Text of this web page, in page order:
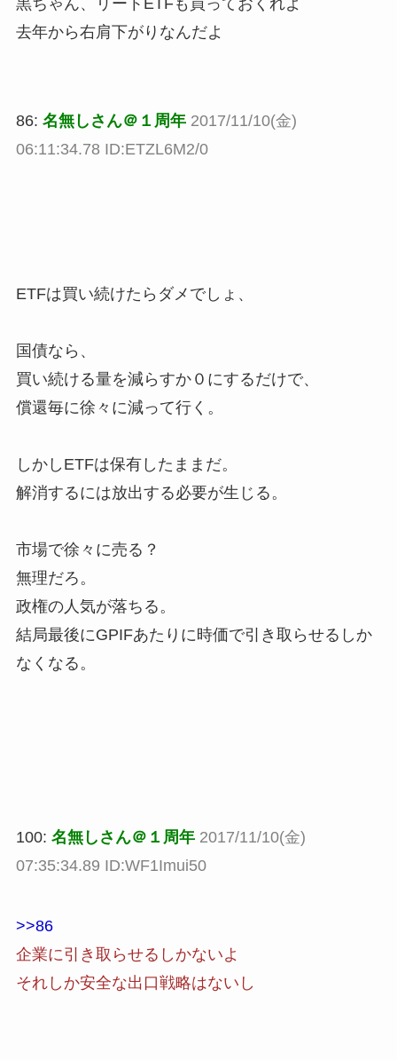
去年から右肩下がりなんだよ
86: 名無しさん＠１周年 2017/11/10(金)
06:11:34.78 ID:ETZL6M2/0
ETFは買い続けたらダメでしょ、
国債なら、
買い続ける量を減らすか０にするだけで、
償還毎に徐々に減って行く。
しかしETFは保有したままだ。
解消するには放出する必要が生じる。
市場で徐々に売る？
無理だろ。
政権の人気が落ちる。
結局最後にGPIFあたりに時価で引き取らせるしか
なくなる。
100: 名無しさん＠１周年 2017/11/10(金)
07:35:34.89 ID:WF1Imui50
>>86
企業に引き取らせるしかないよ
それしか安全な出口戦略はないし